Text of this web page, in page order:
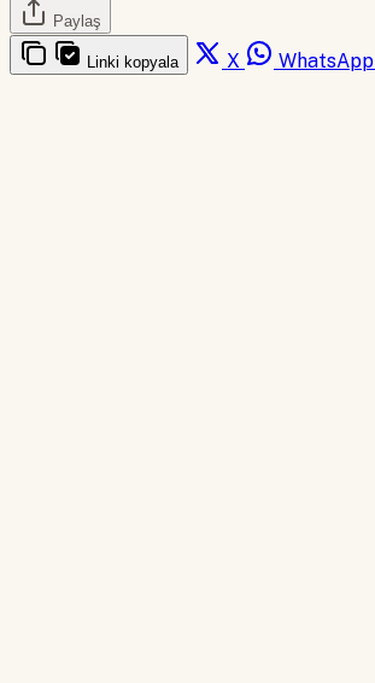
Paylaş
Linki kopyala X WhatsApp